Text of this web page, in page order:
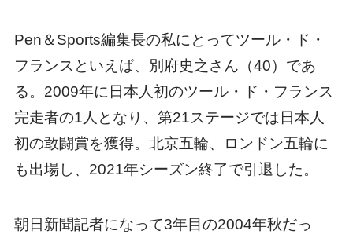
Pen＆Sports編集長の私にとってツール・ド・
フランスといえば、別府史之さん（40）であ
る。2009年に日本人初のツール・ド・フランス
完走者の1人となり、第21ステージでは日本人
初の敢闘賞を獲得。北京五輪、ロンドン五輪に
も出場し、2021年シーズン終了で引退した。
朝日新聞記者になって3年目の2004年秋だっ